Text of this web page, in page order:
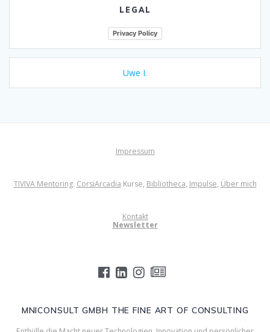
LEGAL
Privacy Policy
Uwe I.
MNICONSULT GMBH THE FINE ART OF CONSULTING
Impressum
TIVIVA Mentoring. CorsiArcadia Kurse, Bibliotheca, Impulse, Über mich
Kontakt
Newsletter